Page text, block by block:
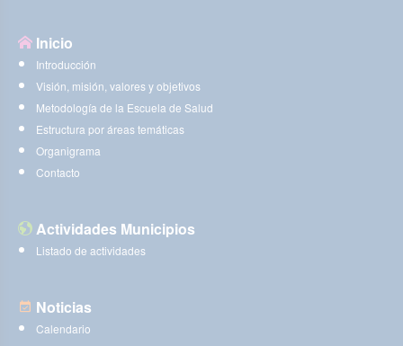
Inicio
Introducción
Visión, misión, valores y objetivos
Metodología de la Escuela de Salud
Estructura por áreas temáticas
Organigrama
Contacto
Actividades Municipios
Listado de actividades
Noticias
Calendario